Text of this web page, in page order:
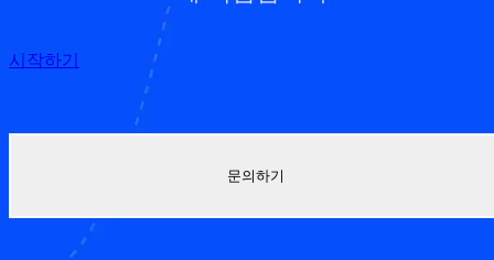
시작하기
문의하기